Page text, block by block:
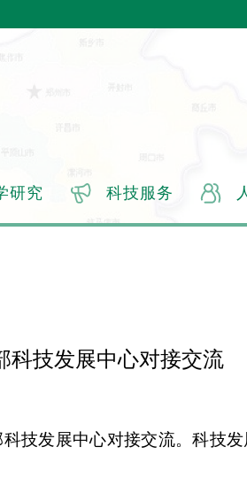
研究 科技服务
科技发展中心对接交流
技发展中心对接交流。科技发